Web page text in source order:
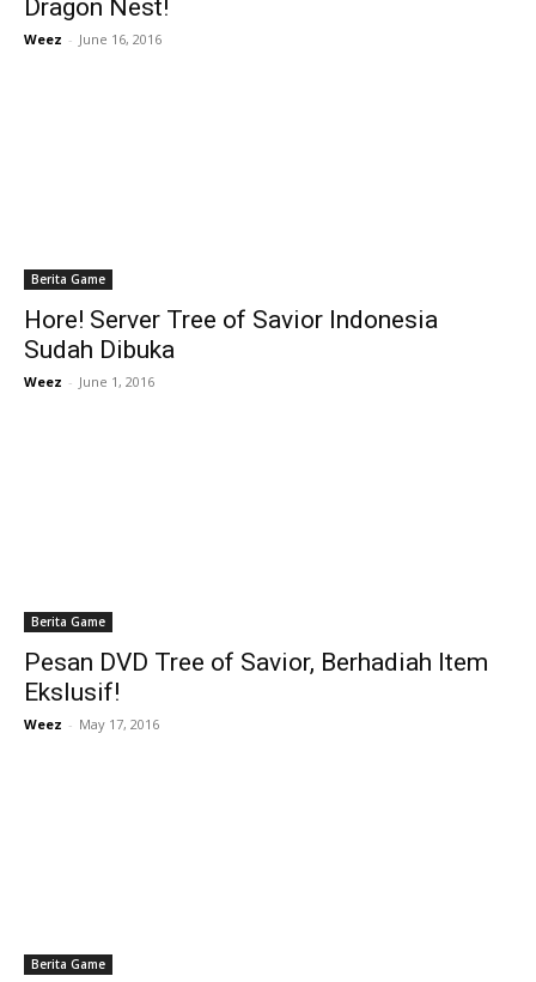
Dragon Nest!
Weez - June 16, 2016
Berita Game
Hore! Server Tree of Savior Indonesia
Sudah Dibuka
Weez - June 1, 2016
Berita Game
Pesan DVD Tree of Savior, Berhadiah Item
Ekslusif!
Weez - May 17, 2016
Berita Game